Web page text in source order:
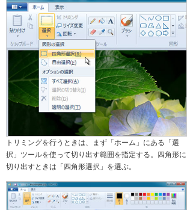
トリミングを行うときは、まず「ホーム」にある「選
択」ツールを使って切り出す範囲を指定する。四角形に
切り出すときは「四角形選択」を選ぶ。